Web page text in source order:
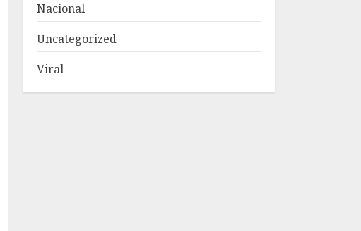
Nacional
Uncategorized
Viral